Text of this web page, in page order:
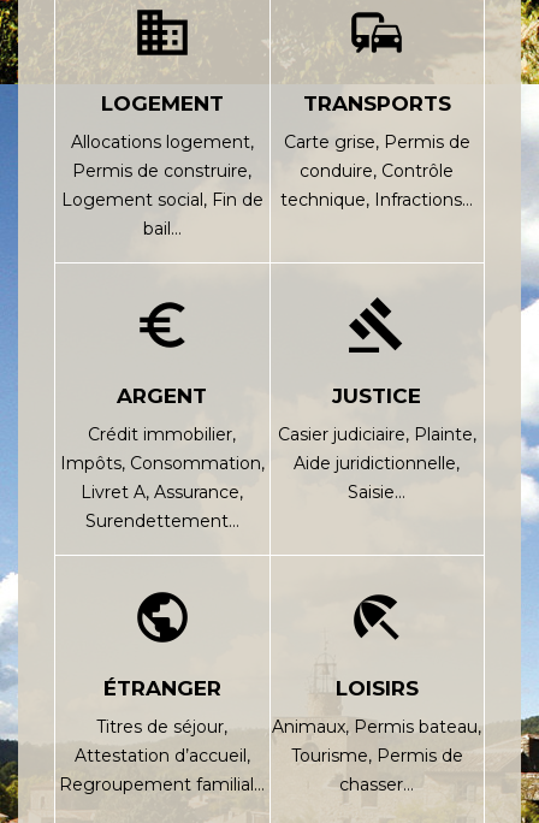
domain
LOGEMENT
Allocations logement,
Permis de construire,
Logement social, Fin de
bail…
commute
TRANSPORTS
Carte grise, Permis de
conduire, Contrôle
technique, Infractions…
euro_symbol
ARGENT
Crédit immobilier,
Impôts, Consommation,
Livret A,Assurance,
Surendettement…
gavel
JUSTICE
Casier judiciaire, Plainte,
Aide juridictionnelle,
Saisie…
public
ÉTRANGER
Titres de séjour,
Attestation d’accueil,
Regroupement familial…
beach_access
LOISIRS
Animaux, Permis bateau,
Tourisme, Permis de
chasser…